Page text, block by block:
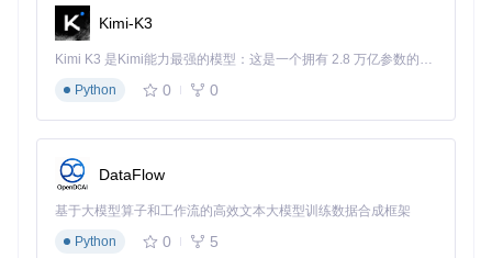
历史和AI响应流程
2.2 智能代理编排：构建协作式AI工作流
问题场景
：复杂业务流程需要多个AI能力协同工作，如何实现
高效的任务分配与结果整合？
技术方案：LangChain4j提供四种核心工作流模式：
// 并行工作流示例
ParallelWorkflow workflow = ParallelWorkflow.builder()
    .addStep(managerReviewer::review)
Kimi-K3
Kimi K3 是Kimi能力最强的模型：这是一个拥有 2.8 万亿参数的混合专家（MoE）模型，具备原生视觉理解能力，并支持 100 万 token 的上下文窗口。
Python
0 0
DataFlow
基于大模型算子和工作流的高效文本大模型训练数据合成框架
Python
0 5